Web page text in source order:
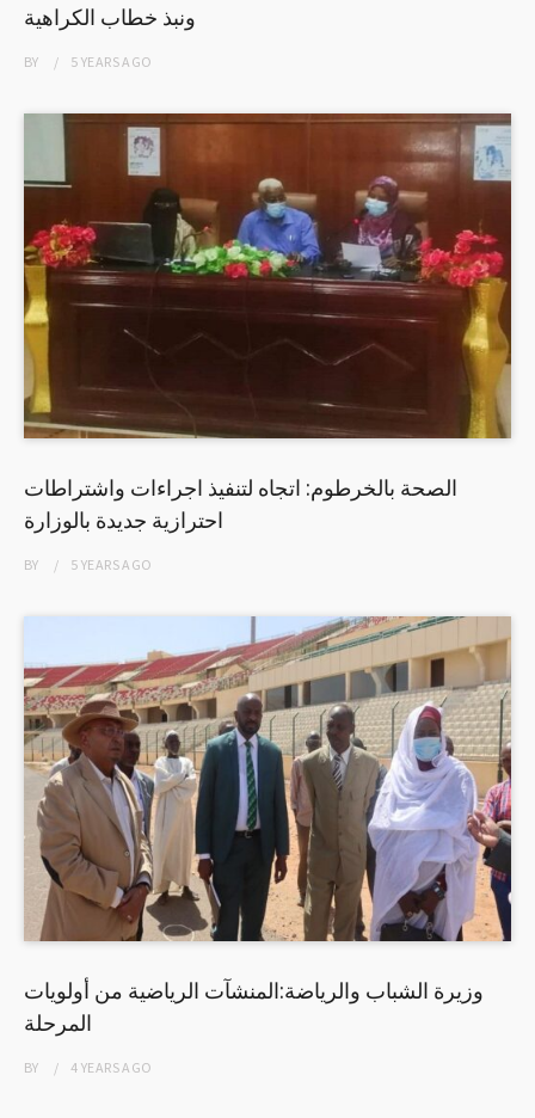
ونبذ خطاب الكراهية
BY 5 YEARSAGO
الصحة بالخرطوم: اتجاه لتنفيذ اجراءات واشتراطات
احترازية جديدة بالوزارة
BY 5 YEARSAGO
وزيرة الشباب والرياضة:المنشآت الرياضية من أولويات
المرحلة
BY 4 YEARSAGO